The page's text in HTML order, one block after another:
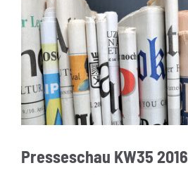
Presseschau KW35 2016